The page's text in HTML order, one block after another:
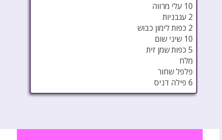
10 עלי מרווה
2 עגבניות
2 כפות לימון כבוש
10 שיני שום
5 כפות שמן זית
מלח
פלפל שחור
6 פילה דניס